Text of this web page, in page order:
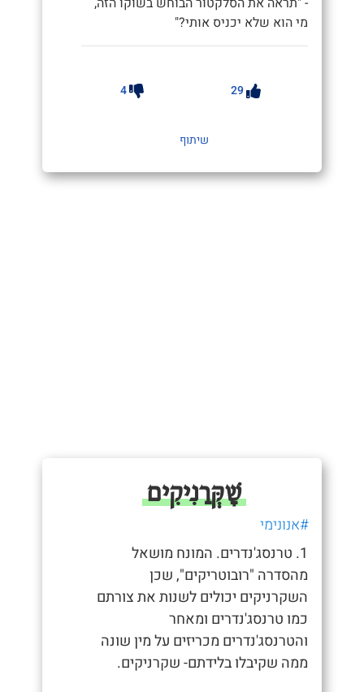
מי הוא שלא יכניס אותי?"
29
4
שיתוף
שָׁקְּרַנִיקִים
#אנונימי
1. טרנסג'נדרים. המונח מושאל
מהסדרה "רובוטריקים", שכן
השקרניקים יכולים לשנות את צורתם
כמו טרנסג'נדרים ומאחר
והטרנסג'נדרים מכריזים על מין שונה
ממה שקיבלו בלידתם- שקרניקים.